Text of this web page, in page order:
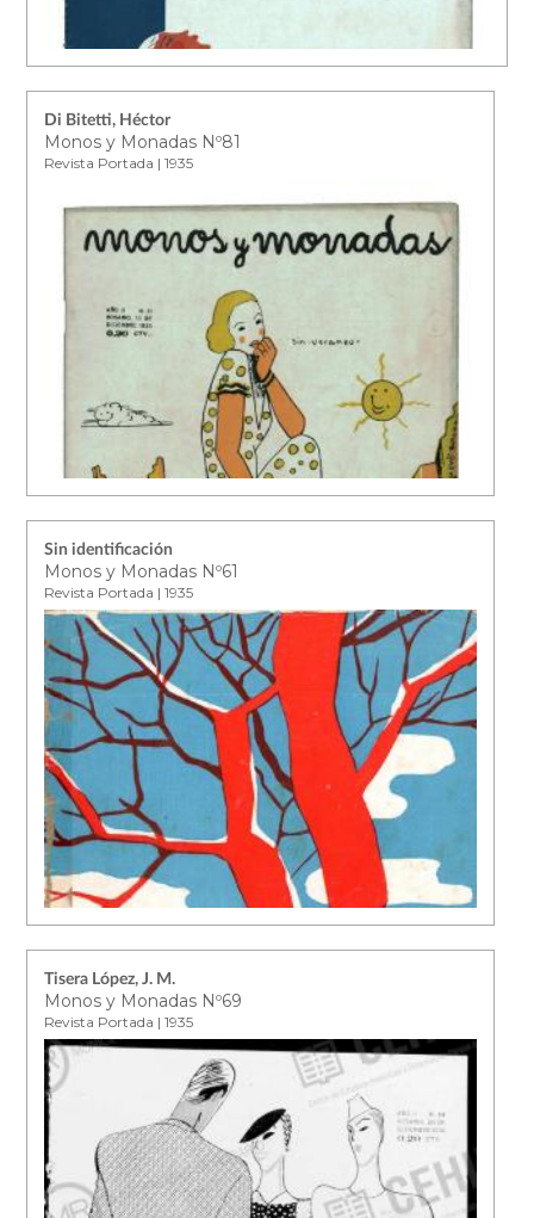
Di Bitetti, Héctor
Monos y Monadas Nº81
Revista Portada | 1935
Sin identificación
Monos y Monadas Nº61
Revista Portada | 1935
Tisera López, J. M.
Monos y Monadas Nº69
Revista Portada | 1935